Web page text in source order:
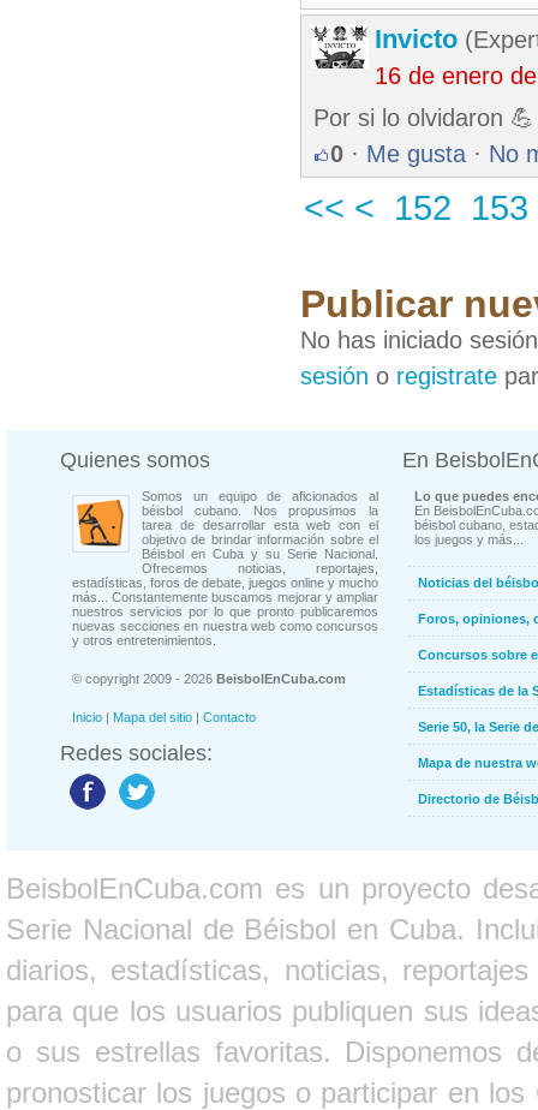
Invicto
16 de enero
Por si lo olvidaron 💪
0 · Me gusta · No
<< < 152 153
Publicar
No has iniciado
sesión o registrate
Quienes somos
Somos un equipo de aficionados al
béisbol cubano. Nos propusimos la
tarea de desarrollar esta web con el
objetivo de brindar información sobre el
Béisbol en Cuba y su Serie Nacional.
Ofrecemos noticias, reportajes,
estadísticas, foros de debate, juegos online y mucho
más... Constantemente buscamos mejorar y ampliar
nuestros servicios por lo que pronto publicaremos
nuevas secciones en nuestra web como concursos
y otros entretenimientos.
© copyright 2009 - 2026 BeisbolEnCuba.com
Inicio | Mapa del sitio | Contacto
Redes sociales:
En
Lo que puedes
En
béisbol cubano,
los juegos y más...
Noticias del
Foros, opiniones,
Concursos sobre
Estadísticas de la
Serie 50, la Serie
Mapa de nuestra
Directorio de
BeisbolEnCuba.com es un proyecto
Serie Nacional de Béisbol en Cuba.
diarios, estadísticas, noticias,
para que los usuarios publiquen sus
o sus estrellas favoritas. Disponemos
pronosticar los juegos o participar en